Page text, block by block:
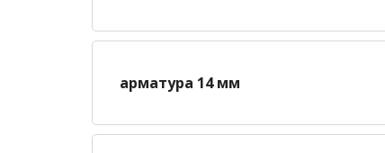
арматура 14 мм